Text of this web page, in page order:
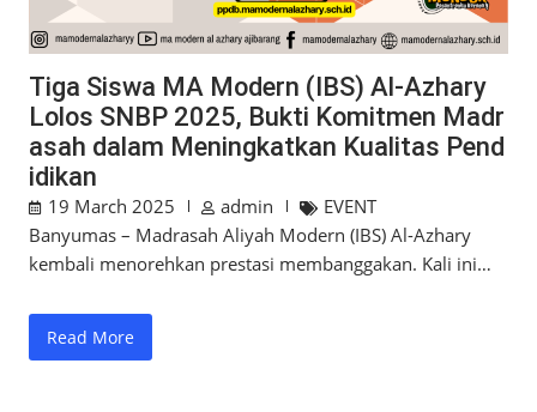
Tiga Siswa MA Modern (IBS) Al-Azhary
Lolos SNBP 2025, Bukti Komitmen Madr
asah dalam Meningkatkan Kualitas Pend
idikan
19 March 2025 admin
EVENT
Banyumas – Madrasah Aliyah Modern (IBS) Al-Azhary
kembali menorehkan prestasi membanggakan. Kali ini…
Read More